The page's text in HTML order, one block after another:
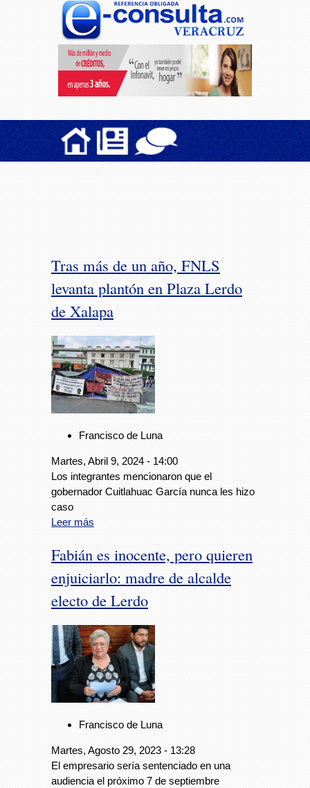
Tras más de un año, FNLS
levanta plantón en Plaza Lerdo
de Xalapa
Francisco de Luna
Martes, Abril 9, 2024 - 14:00
Los integrantes mencionaron que el
gobernador Cuitlahuac García nunca les hizo
caso
Leer más
Fabián es inocente, pero quieren
enjuiciarlo: madre de alcalde
electo de Lerdo
Francisco de Luna
Martes, Agosto 29, 2023 - 13:28
El empresario sería sentenciado en una
audiencia el próximo 7 de septiembre